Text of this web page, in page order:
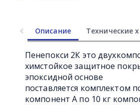
Описание Технические
Пенепокси 2К это
химстойкое защитное
эпоксидной основе
поставляется комплектом
компонент А по 10 кг